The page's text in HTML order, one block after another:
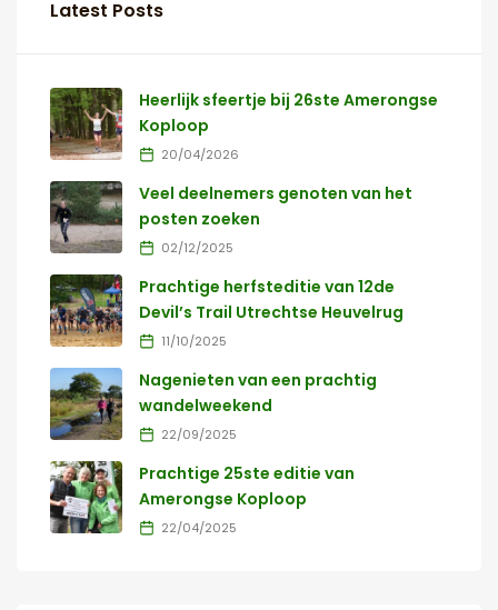
Latest Posts
Heerlijk sfeertje bij 26ste Amerongse
Koploop
20/04/2026
Veel deelnemers genoten van het
posten zoeken
02/12/2025
Prachtige herfsteditie van 12de
Devil’s Trail Utrechtse Heuvelrug
11/10/2025
Nagenieten van een prachtig
wandelweekend
22/09/2025
Prachtige 25ste editie van
Amerongse Koploop
22/04/2025